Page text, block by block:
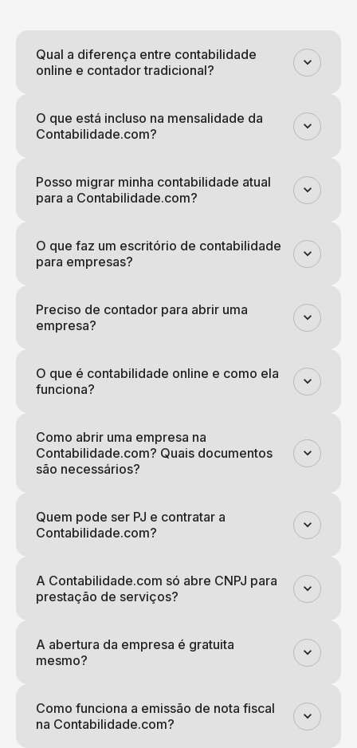
Qual a diferença entre contabilidade
online e contador tradicional?
O que está incluso na mensalidade da
Contabilidade.com?
Posso migrar minha contabilidade atual
para a Contabilidade.com?
O que faz um escritório de contabilidade
para empresas?
Preciso de contador para abrir uma
empresa?
O que é contabilidade online e como ela
funciona?
Como abrir uma empresa na
Contabilidade.com? Quais documentos
são necessários?
Quem pode ser PJ e contratar a
Contabilidade.com?
A Contabilidade.com só abre CNPJ para
prestação de serviços?
A abertura da empresa é gratuita
mesmo?
Como funciona a emissão de nota fiscal
na Contabilidade.com?